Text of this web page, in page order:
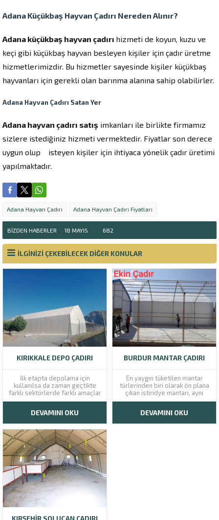
Adana Küçükbaş Hayvan Çadırı Nereden Alınır?
Adana küçükbaş hayvan çadırı hizmeti de koyun, kuzu ve
keçi gibi küçükbaş hayvan besleyen kişiler için çadır üretme
hizmetlerimizdir. Bu hizmetler sayesinde kişiler küçükbaş
hayvanları için gerekli olan barınma alanına sahip olabilirler.
Adana Hayvan Çadırı Satan Yer
Adana hayvan çadırı satış imkanları ile birlikte firmamız
sizlere istediğiniz hizmeti vermektedir. Fiyatlar son derece
uygun olup isteyen kişiler için ihtiyaca yönelik çadır üretimi
yapılmaktadır.
Adana Hayvan Çadırı Adana Hayvan Çadırı Fiyatları
BIZDEN HABERLER 18 MAYIS 682
İLGİNİZİ ÇEKEBİLECEK DİĞER KONULAR
KIRIKKALE DEPO ÇADIRI
İlk etapta depolama için
kullanılsa da zaman geçtikte
farklı sektörlerde farklı amaçlar
için kullanılan Kırıkkale depo
tarafından sizler için yıllardır
özenle yapılmaktadır. İç
hacminin geniş olması ve birden
fazla kullanım alanına sahip
olması gibi özellikleri ile
birlikte...
DEVAMINI OKU
BURDUR MANTAR ÇADIRI
En yaygın tüketilen mantar
türlerinden biri olarak ön plana
çıkan istiridye mantarı, aynı
zamanda lezzetiyle yoğun talep
yetiştiricilik konusunda ülkenin
birçok farklı yerinde üretimi
DEVAMINI OKU
KIRŞEHIR SOLUCAN ÇADIRI